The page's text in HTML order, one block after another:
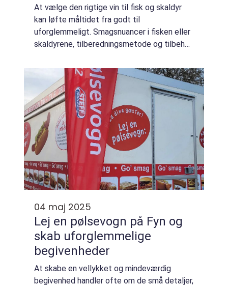
At vælge den rigtige vin til fisk og skaldyr
kan løfte måltidet fra godt til
uforglemmeligt. Smagsnuancer i fisken eller
skaldyrene, tilberedningsmetode og tilbehør
hvidvi...
04 maj 2025
Lej en pølsevogn på Fyn og
skab uforglemmelige
begivenheder
At skabe en vellykket og mindeværdig
begivenhed handler ofte om de små detaljer,